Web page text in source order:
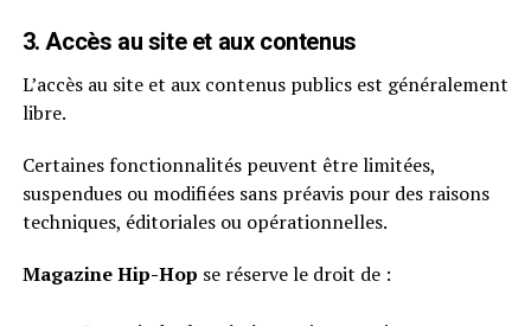
3. Accès au site et aux contenus
L’accès au site et aux contenus publics est généralement
libre.
Certaines fonctionnalités peuvent être limitées,
suspendues ou modifiées sans préavis pour des raisons
techniques, éditoriales ou opérationnelles.
Magazine Hip-Hop se réserve le droit de :